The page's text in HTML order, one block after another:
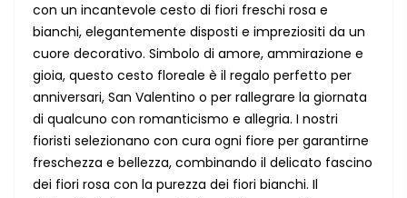
con un incantevole cesto di fiori freschi rosa e
bianchi, elegantemente disposti e impreziositi da un
cuore decorativo. Simbolo di amore, ammirazione e
gioia, questo cesto floreale è il regalo perfetto per
anniversari, San Valentino o per rallegrare la giornata
di qualcuno con romanticismo e allegria. I nostri
fioristi selezionano con cura ogni fiore per garantirne
freschezza e bellezza, combinando il delicato fascino
dei fiori rosa con la purezza dei fiori bianchi. Il